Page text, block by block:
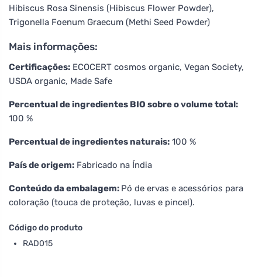
Hibiscus Rosa Sinensis (Hibiscus Flower Powder),
Trigonella Foenum Graecum (Methi Seed Powder)
Mais informações:
Certificações: ECOCERT cosmos organic, Vegan Society,
USDA organic, Made Safe
Percentual de ingredientes BIO sobre o volume total:
100 %
Percentual de ingredientes naturais: 100 %
País de origem: Fabricado na Índia
Conteúdo da embalagem: Pó de ervas e acessórios para
coloração (touca de proteção, luvas e pincel).
Código do produto
RAD015